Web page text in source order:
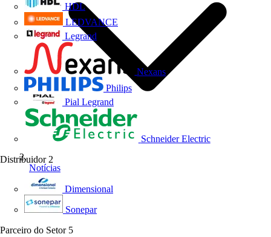
HDL
LEDVANCE
Legrand
Nexans
Philips
Pial Legrand
Schneider Electric
Distribuidor 2
Dimensional
Sonepar
Parceiro do Setor 5
Notícias